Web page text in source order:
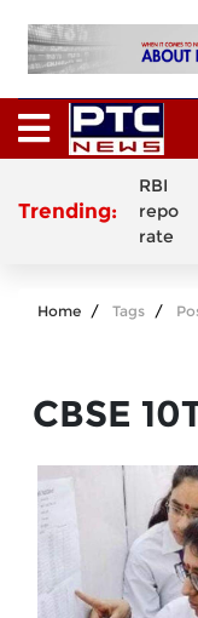
Trending:
RBI
repo
rate
Home Tags
CBSE